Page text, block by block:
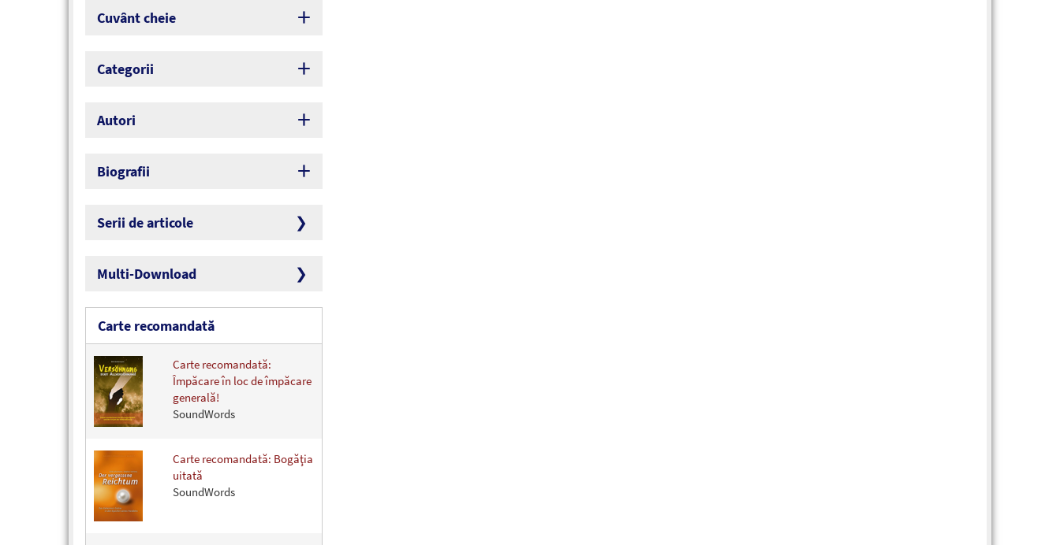
Cuvânt cheie
Categorii
Autori
Biografii
Serii de articole
Multi-Download
Carte recomandată
Carte recomandată:
Împăcare în loc de împăcare
generală!
SoundWords
Carte recomandată: Bogăţia
uitată
SoundWords